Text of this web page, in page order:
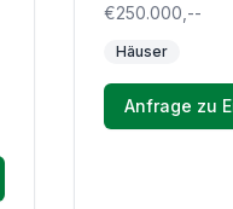
€250.000,--
Häuser
Anfrage zu